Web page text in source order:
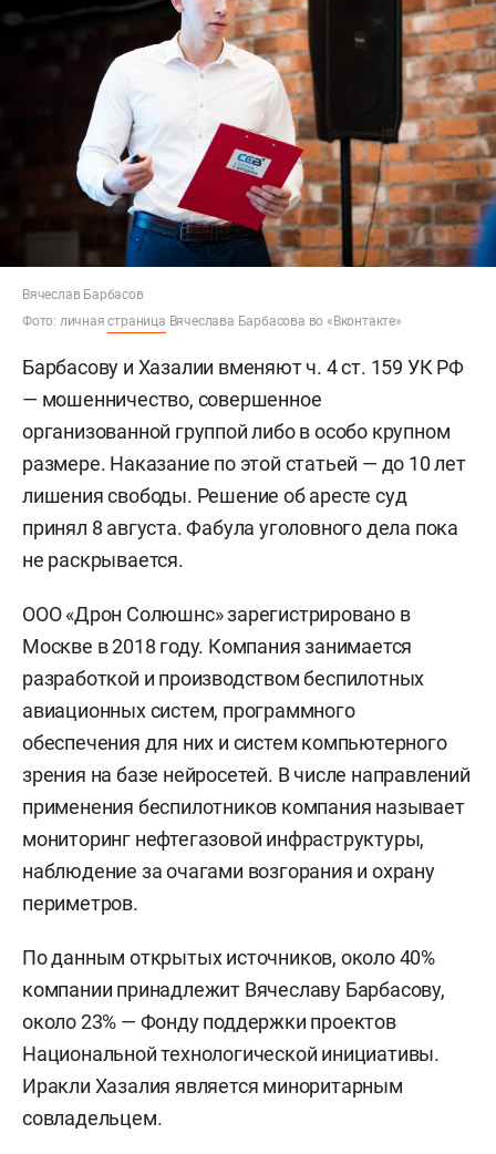
Вячеслав Барбасов
Фото: личнаястраница Вячеслава Барбасова во «Вконтакте»
Барбасову и Хазалии вменяют ч. 4 ст. 159 УК РФ
— мошенничество, совершенное
организованной группой либо в особо крупном
размере. Наказание по этой статьей — до 10 лет
лишения свободы. Решение об аресте суд
принял 8 августа. Фабула уголовного дела пока
не раскрывается.
ООО «Дрон Солюшнс» зарегистрировано в
Москве в 2018 году. Компания занимается
разработкой и производством беспилотных
авиационных систем, программного
обеспечения для них и систем компьютерного
зрения на базе нейросетей. В числе направлений
применения беспилотников компания называет
мониторинг нефтегазовой инфраструктуры,
наблюдение за очагами возгорания и охрану
периметров.
По данным открытых источников, около 40%
компании принадлежит Вячеславу Барбасову,
около 23% — Фонду поддержки проектов
Национальной технологической инициативы.
Иракли Хазалия является миноритарным
совладельцем.